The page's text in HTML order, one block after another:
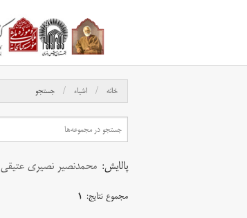
خانه اشیاء جستجو
پالایش: محمدنصیر نصیری عتیقی
مجموع نتایج: ۱